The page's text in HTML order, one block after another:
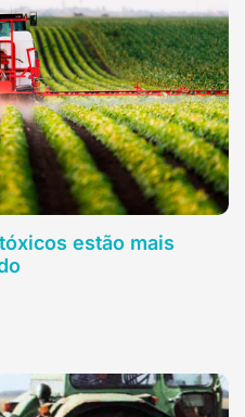
estão mais